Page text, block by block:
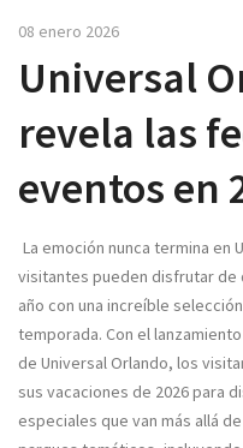
08 enero 2026
Universal
revela las
eventos en
La emoción nunca termina en
visitantes pueden disfrutar
año con una increíble
temporada. Con el
de Universal Orlando, los
sus vacaciones de 2026 para
especiales que van más allá